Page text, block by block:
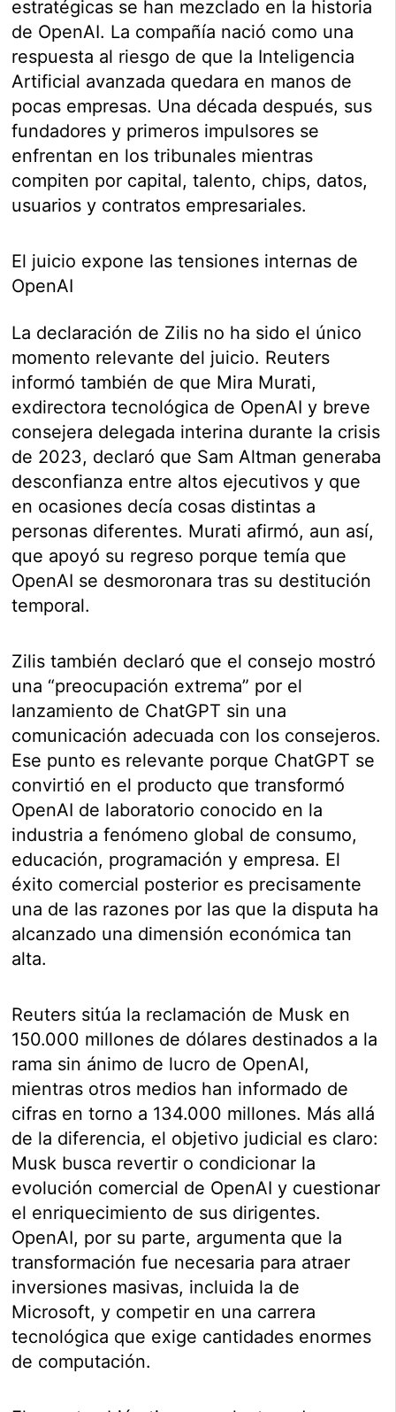
estratégicas se han mezclado en la historia
de OpenAI. La compañía nació como una
respuesta al riesgo de que la Inteligencia
Artificial avanzada quedara en manos de
pocas empresas. Una década después, sus
fundadores y primeros impulsores se
enfrentan en los tribunales mientras
compiten por capital, talento, chips, datos,
usuarios y contratos empresariales.
El juicio expone las tensiones internas de
OpenAI
La declaración de Zilis no ha sido el único
momento relevante del juicio. Reuters
informó también de que Mira Murati,
exdirectora tecnológica de OpenAI y breve
consejera delegada interina durante la crisis
de 2023, declaró que Sam Altman generaba
desconfianza entre altos ejecutivos y que
en ocasiones decía cosas distintas a
personas diferentes. Murati afirmó, aun así,
que apoyó su regreso porque temía que
OpenAI se desmoronara tras su destitución
temporal.
Zilis también declaró que el consejo mostró
una “preocupación extrema” por el
lanzamiento de ChatGPT sin una
comunicación adecuada con los consejeros.
Ese punto es relevante porque ChatGPT se
convirtió en el producto que transformó
OpenAI de laboratorio conocido en la
industria a fenómeno global de consumo,
educación, programación y empresa. El
éxito comercial posterior es precisamente
una de las razones por las que la disputa ha
alcanzado una dimensión económica tan
alta.
Reuters sitúa la reclamación de Musk en
150.000 millones de dólares destinados a la
rama sin ánimo de lucro de OpenAI,
mientras otros medios han informado de
cifras en torno a 134.000 millones. Más allá
de la diferencia, el objetivo judicial es claro:
Musk busca revertir o condicionar la
evolución comercial de OpenAI y cuestionar
el enriquecimiento de sus dirigentes.
OpenAI, por su parte, argumenta que la
transformación fue necesaria para atraer
inversiones masivas, incluida la de
Microsoft, y competir en una carrera
tecnológica que exige cantidades enormes
de computación.